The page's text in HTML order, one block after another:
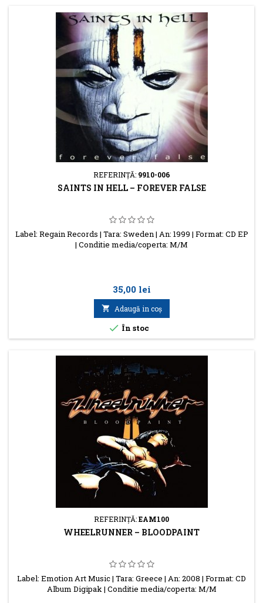
REFERINŢĂ: 9910-006
SAINTS IN HELL – FOREVER FALSE
Label: Regain Records | Tara: Sweden | An: 1999 | Format: CD EP
| Conditie media/coperta: M/M
Preţ
35,00 lei
 Adaugă in coş
 În stoc
REFERINŢĂ:EAM100
WHEELRUNNER – BLOODPAINT
Label: Emotion Art Music | Tara: Greece | An: 2008 | Format: CD
Album Digipak | Conditie media/coperta: M/M